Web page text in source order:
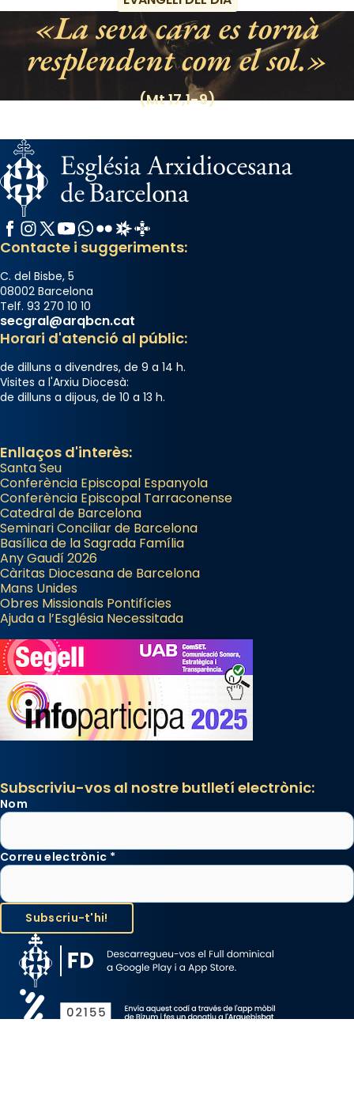
La seva cara es tornà
resplendent com el sol.
(Mt 17,1-9)
Facebook
Instagram
X / Twitter
YouTube
WhatsApp
FlickrRadio Estel
Catalunya Cristiana
Contacte i suggeriments:
C. del Bisbe, 5
08002 Barcelona
Telf. 93 270 10 10
secgral@arqbcn.cat
Horari d'atenció al públic:
de dilluns a divendres, de 9 a 14 h.
Visites a l'Arxiu Diocesà:
de dilluns a dijous, de 10 a 13 h.
Enllaços d'interès:
Santa Seu
Conferència Episcopal Espanyola
Conferència Episcopal Tarraconense
Catedral de Barcelona
Seminari Conciliar de Barcelona
Basílica de la Sagrada Família
Any Gaudí 2026
Càritas Diocesana de Barcelona
Mans Unides
Obres Missionals Pontifícies
Ajuda a l’Església Necessitada
Subscriviu-vos al nostre butlletí electrònic:
Nom
Correu electrònic *